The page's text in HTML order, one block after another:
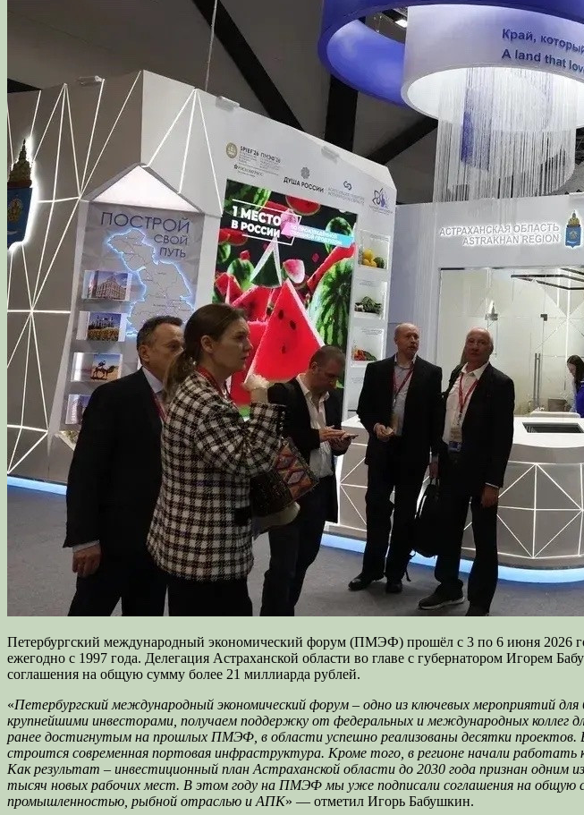
Петербургский международный экономический форум (ПМЭФ) прошёл с 3 по 6 июня 2026
ежегодно с 1997 года. Делегация Астраханской области во главе с губернатором Игорем
соглашения на общую сумму более 21 миллиарда рублей.
«Петербургский международный экономический форум – одно из ключевых мероприятий
крупнейшими инвесторами, получаем поддержку от федеральных и международных коллег
ранее достигнутым на прошлых ПМЭФ, в области успешно реализованы десятки проектов.
строится современная портовая инфраструктура. Кроме того, в регионе начали работать
Как результат – инвестиционный план Астраханской области до 2030 года признан одним
тысяч новых рабочих мест. В этом году на ПМЭФ мы уже подписали соглашения на общую
промышленностью, рыбной отраслью и АПК» — отметил Игорь Бабушкин.